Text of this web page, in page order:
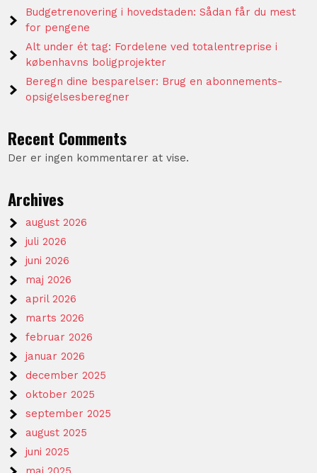
Budgetrenovering i hovedstaden: Sådan får du mest
for pengene
Alt under ét tag: Fordelene ved totalentreprise i
københavns boligprojekter
Beregn dine besparelser: Brug en abonnements-
opsigelsesberegner
Recent Comments
Der er ingen kommentarer at vise.
Archives
august 2026
juli 2026
juni 2026
maj 2026
april 2026
marts 2026
februar 2026
januar 2026
december 2025
oktober 2025
september 2025
august 2025
juni 2025